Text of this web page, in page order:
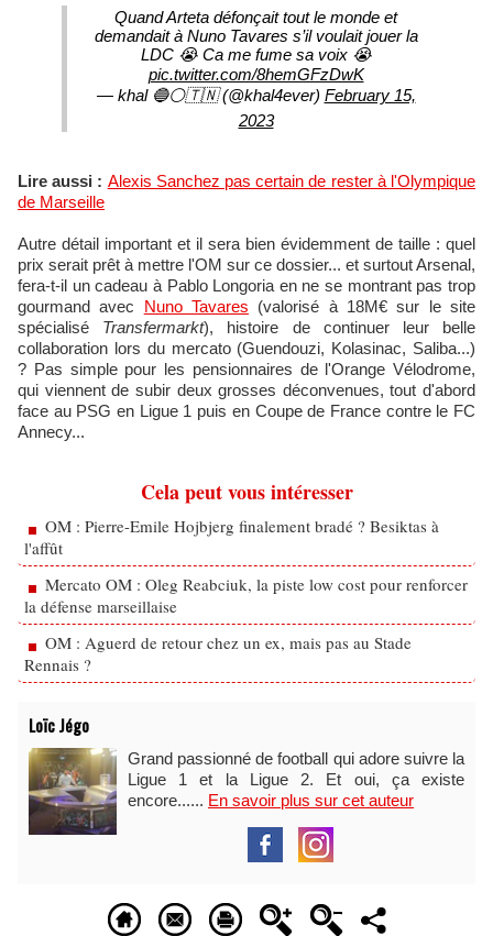
Quand Arteta défonçait tout le monde et
demandait à Nuno Tavares s’il voulait jouer la
LDC 😭 Ca me fume sa voix 😭
pic.twitter.com/8hemGFzDwK
— khal 🔵⚪️🇹🇳 (@khal4ever) February 15,
2023
Lire aussi : Alexis Sanchez pas certain de rester à l'Olympique
de Marseille
Autre détail important et il sera bien évidemment de taille : quel
prix serait prêt à mettre l'OM sur ce dossier... et surtout Arsenal,
fera-t-il un cadeau à Pablo Longoria en ne se montrant pas trop
gourmand avec Nuno Tavares (valorisé à 18M€ sur le site
spécialisé Transfermarkt), histoire de continuer leur belle
collaboration lors du mercato (Guendouzi, Kolasinac, Saliba...)
? Pas simple pour les pensionnaires de l'Orange Vélodrome,
qui viennent de subir deux grosses déconvenues, tout d'abord
face au PSG en Ligue 1 puis en Coupe de France contre le FC
Annecy...
Cela peut vous intéresser
OM : Pierre-Emile Hojbjerg finalement bradé ? Besiktas à
l'affût
Mercato OM : Oleg Reabciuk, la piste low cost pour renforcer
la défense marseillaise
OM : Aguerd de retour chez un ex, mais pas au Stade
Rennais ?
Loïc Jégo
Grand passionné de football qui adore suivre la
Ligue 1 et la Ligue 2. Et oui, ça existe
encore...... En savoir plus sur cet auteur